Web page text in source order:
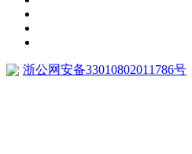
浙公网安备33010802011786号